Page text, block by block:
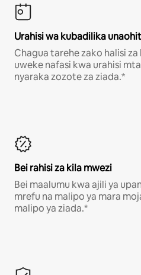
Urahisi wa kubadilika
Chagua tarehe zako halisi
uweke nafasi kwa urahisi
nyaraka zozote za ziada.*
Bei rahisi za kila mwezi
Bei maalumu kwa ajili ya
mrefu na malipo ya mara
malipo ya ziada.*